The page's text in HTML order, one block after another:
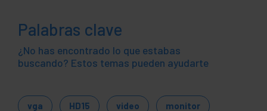
Palabras clave
¿No has encontrado lo que estabas
buscando? Estos temas pueden ayudarte
vga HD15 video monitor